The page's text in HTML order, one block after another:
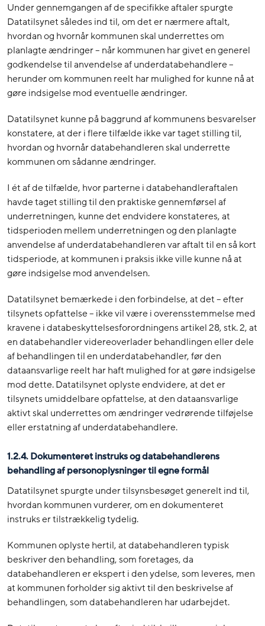
Under gennemgangen af de specifikke aftaler spurgte
Datatilsynet således ind til, om det er nærmere aftalt,
hvordan og hvornår kommunen skal underrettes om
planlagte ændringer – når kommunen har givet en generel
godkendelse til anvendelse af underdatabehandlere –
herunder om kommunen reelt har mulighed for kunne nå at
gøre indsigelse mod eventuelle ændringer.
Datatilsynet kunne på baggrund af kommunens besvarelser
konstatere, at der i flere tilfælde ikke var taget stilling til,
hvordan og hvornår databehandleren skal underrette
kommunen om sådanne ændringer.
I ét af de tilfælde, hvor parterne i databehandleraftalen
havde taget stilling til den praktiske gennemførsel af
underretningen, kunne det endvidere konstateres, at
tidsperioden mellem underretningen og den planlagte
anvendelse af underdatabehandleren var aftalt til en så kort
tidsperiode, at kommunen i praksis ikke ville kunne nå at
gøre indsigelse mod anvendelsen.
Datatilsynet bemærkede i den forbindelse, at det – efter
tilsynets opfattelse – ikke vil være i overensstemmelse med
kravene i databeskyttelsesforordningens artikel 28, stk. 2, at
en databehandler videreoverlader behandlingen eller dele
af behandlingen til en underdatabehandler, før den
dataansvarlige reelt har haft mulighed for at gøre indsigelse
mod dette. Datatilsynet oplyste endvidere, at det er
tilsynets umiddelbare opfattelse, at den dataansvarlige
aktivt skal underrettes om ændringer vedrørende tilføjelse
eller erstatning af underdatabehandlere.
1.2.4. Dokumenteret instruks og databehandlerens
behandling af personoplysninger til egne formål
Datatilsynet spurgte under tilsynsbesøget generelt ind til,
hvordan kommunen vurderer, om en dokumenteret
instruks er tilstrækkelig tydelig.
Kommunen oplyste hertil, at databehandleren typisk
beskriver den behandling, som foretages, da
databehandleren er ekspert i den ydelse, som leveres, men
at kommunen forholder sig aktivt til den beskrivelse af
behandlingen, som databehandleren har udarbejdet.